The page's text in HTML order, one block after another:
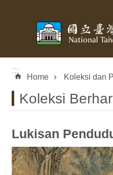
:::
Home Koleksi dan
Koleksi
Lukisan